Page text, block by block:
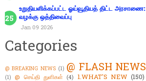
உறுதியளிக்கப்பட்ட ஓய்வூதியத் திட்ட
வழக்கு ஒத்திவைப்பு
Jan 09 2026
Categories
@ BREAKING NEWS (1) @ FLASH NEWS
(1) @ செய்தி துளிகள் (4) 1.WHAT'S NEW (150)